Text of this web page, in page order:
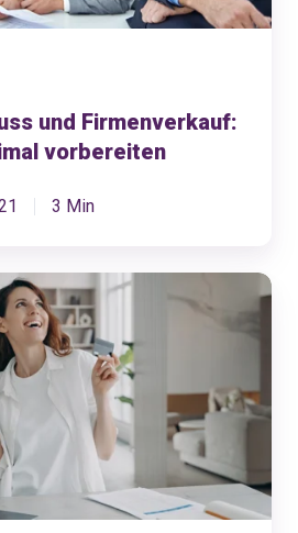
und Firmenverkauf:
vorbereiten
3 Min